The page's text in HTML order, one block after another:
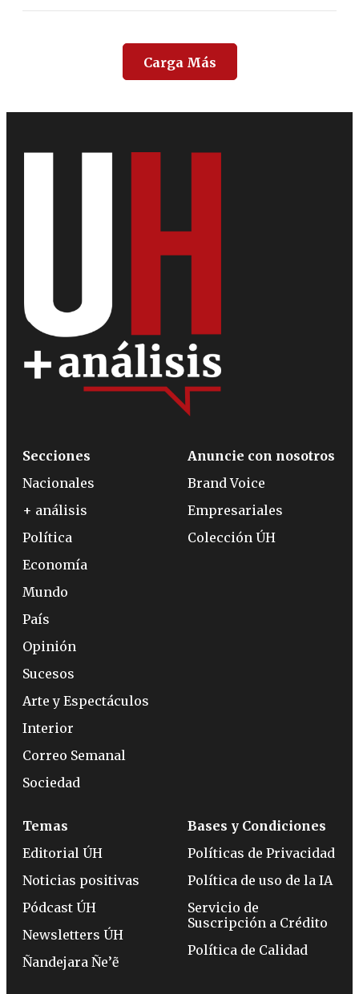
Carga Más
Secciones
Nacionales
+ análisis
Política
Economía
Mundo
País
Opinión
Sucesos
Arte y Espectáculos
Interior
Correo Semanal
Sociedad
Anuncie con nosotros
Brand Voice
Empresariales
Colección ÚH
Temas
Editorial ÚH
Noticias positivas
Pódcast ÚH
Newsletters ÚH
Ñandejara Ñe’ẽ
Bases y Condiciones
Políticas de Privacidad
Política de uso de la IA
Servicio de
Suscripción a Crédito
Política de Calidad